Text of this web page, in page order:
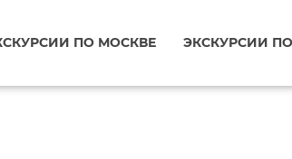
ПО МОСКВЕ ЭКСКУРСИИ